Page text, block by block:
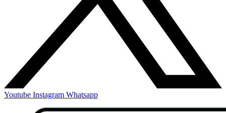
Youtube Instagram Whatsapp